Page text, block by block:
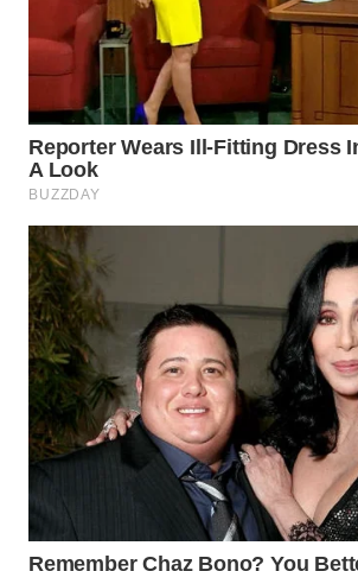
BOROBUDUR
WN
MADURA
WN
SURABAYA
WN
NATUNA
WN
BINTAN
WN
MANDALIKA
LIKUPANG